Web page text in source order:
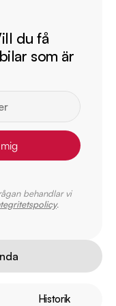
Historik
du få
som är
behandlar vi
.